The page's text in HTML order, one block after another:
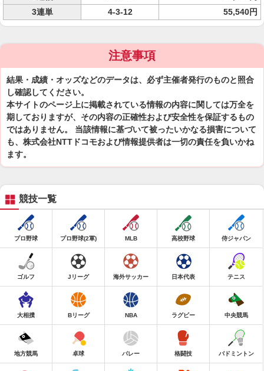
3連単
4-3-12 55,540円
注意事項
結果・成績・オッズなどのデータは、必ず主催者発行のものと照合
し確認してください。
本サイトのページ上に掲載されている情報の内容に関しては万全を
期しておりますが、その内容の正確性および安全性を保証するもの
ではありません。 当該情報に基づいて被ったいかなる損害について
も、株式会社NTTドコモおよび情報提供者は一切の責任を負いかね
ます。
競技一覧
プロ野球 プロ野球(2軍) MLB 高校野球 侍ジャパン
ゴルフ Jリーグ 海外サッカー 日本代表 テニス
大相撲 Bリーグ NBA ラグビー 中央競馬
地方競馬 卓球 バレー 格闘技 バドミントン